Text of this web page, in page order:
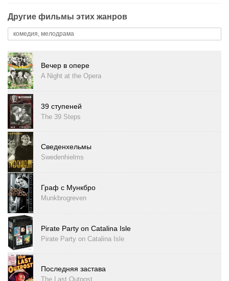
Другие фильмы этих жанров
комедия, мелодрама
Вечер в опере
A Night at the Opera
39 ступеней
The 39 Steps
Сведенхельмы
Swedenhielms
Граф с Мункбро
Munkbrogreven
Pirate Party on Catalina Isle
Pirate Party on Catalina Isle
Последняя застава
The Last Outpost